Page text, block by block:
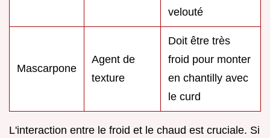
velouté
Mascarpone
Agent de
texture
Doit être très
froid pour monter
en chantilly avec
le curd
L'interaction entre le froid et le chaud est cruciale. Si